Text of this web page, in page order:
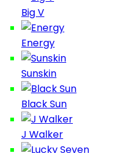
Big V
Energy
Sunskin
Black Sun
J Walker